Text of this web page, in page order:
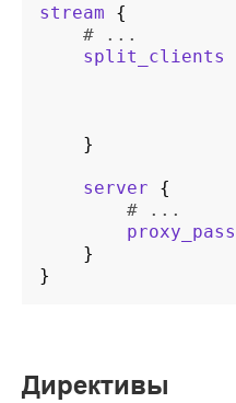
stream
{
# ...
split_clients
}
server
{
# ...
proxy_pass
}
}
Директивы